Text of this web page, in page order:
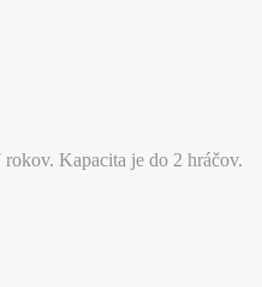
Kapacita je do 2 hráčov.